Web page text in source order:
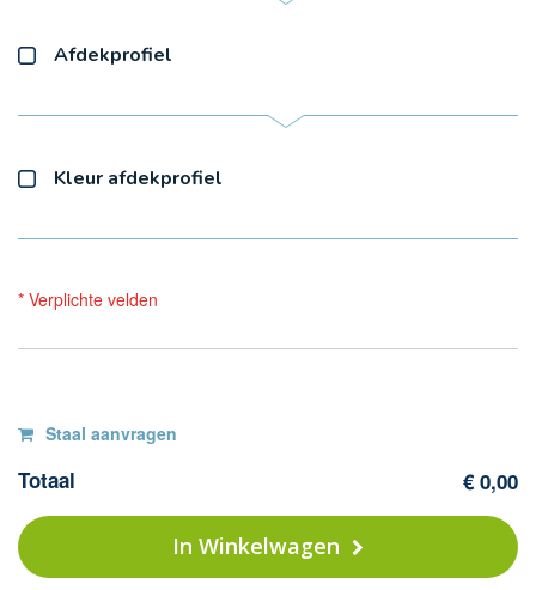
Afdekprofiel
Kleur afdekprofiel
* Verplichte velden
Staal aanvragen
Op
Totaal € 0,00
In Winkelwagen